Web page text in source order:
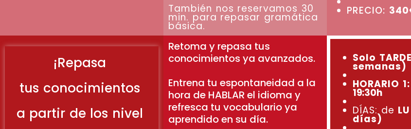
También nos reservamos 30
min. para repasar gramática
básica.
PRECIO:
¡Repasa
tus conocimientos
a partir de los nivel
Retoma y repasa tus
conocimientos ya avanzados.
Entrena tu espontaneidad a la
hora de HABLAR el idioma y
refresca tu vocabulario ya
aprendido en su día.
Solo
semanas)
HORARIO 1:
19:30h
DÍAS: de
días)